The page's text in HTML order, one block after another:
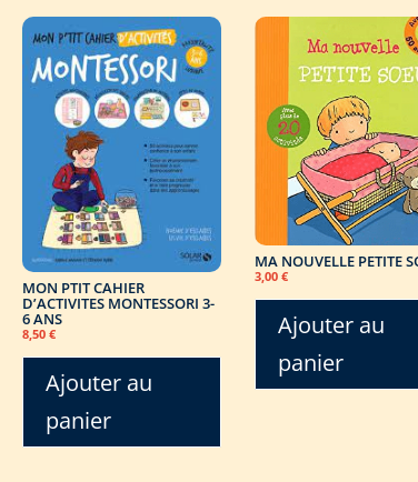
MON PTIT CAHIER
D’ACTIVITES MONTESSORI 3-
6 ANS
8,50€
Ajouter au
panier
MA NOUVELLE PETITE
3,00€
Ajouter au
panier